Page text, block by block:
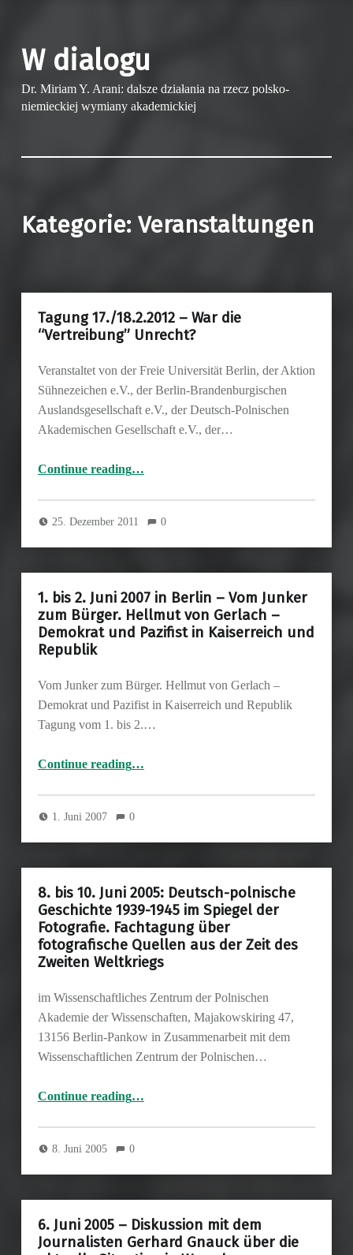
W dialogu
Dr. Miriam Y. Arani: dalsze działania na rzecz polsko-
niemieckiej wymiany akademickiej
Kategorie: Veranstaltungen
Tagung 17./18.2.2012 – War die
“Vertreibung” Unrecht?
Veranstaltet von der Freie Universität Berlin, der Aktion
Sühnezeichen e.V., der Berlin-Brandenburgischen
Auslandsgesellschaft e.V., der Deutsch-Polnischen
Akademischen Gesellschaft e.V., der…
Continue reading“Tagung 17./18.2.2012 – War die “Vertreibung” Unrecht?”
…
25. Dezember 2011 0
1. bis 2. Juni 2007 in Berlin – Vom Junker
zum Bürger. Hellmut von Gerlach –
Demokrat und Pazifist in Kaiserreich und
Republik
Vom Junker zum Bürger. Hellmut von Gerlach –
Demokrat und Pazifist in Kaiserreich und Republik
Tagung vom 1. bis 2.…
Continue reading
“1. bis 2. Juni 2007 in Berlin – Vom Junker zum Bürger. Hellmut von Gerlach – Demokrat und Pazifist in Kaiserreich und Republik”
…
1. Juni 2007 0
8. bis 10. Juni 2005: Deutsch-polnische
Geschichte 1939-1945 im Spiegel der
Fotografie. Fachtagung über
fotografische Quellen aus der Zeit des
Zweiten Weltkriegs
im Wissenschaftliches Zentrum der Polnischen
Akademie der Wissenschaften, Majakowskiring 47,
13156 Berlin-Pankow in Zusammenarbeit mit dem
Wissenschaftlichen Zentrum der Polnischen…
Continue reading
“8. bis 10. Juni 2005: Deutsch-polnische Geschichte 1939-1945 im Spiegel der Fotografie. Fachtagung über fotografische Quellen aus der Zeit des Zweiten Weltkriegs”
…
8. Juni 2005 0
6. Juni 2005 – Diskussion mit dem
Journalisten Gerhard Gnauck über die